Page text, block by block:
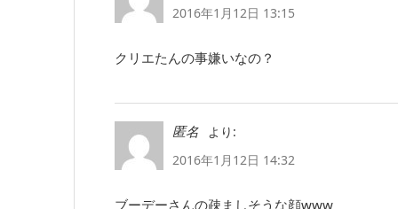
2016年1月12日 13:15
クリエたんの事嫌いなの？
匿名
より:
2016年1月12日 14:32
ブーデーさんの疎ましそうな顔www